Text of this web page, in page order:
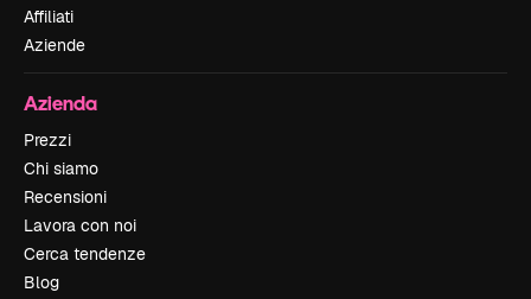
Affiliati
Aziende
Azienda
Prezzi
Chi siamo
Recensioni
Lavora con noi
Cerca tendenze
Blog